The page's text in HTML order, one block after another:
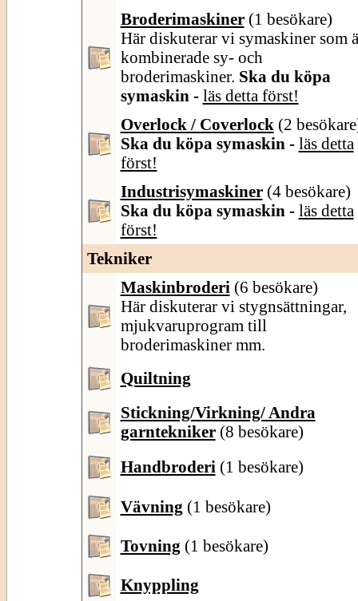
Broderimaskiner (1 besökare)
Här diskuterar vi symaskiner som
kombinerade sy- och
broderimaskiner. Ska du köpa
symaskin - läs detta först!
Overlock / Coverlock (2
Ska du köpa symaskin - läs detta
först!
Industrisymaskiner (4 besökare)
Ska du köpa symaskin - läs detta
först!
Tekniker
Maskinbroderi (6 besökare)
Här diskuterar vi stygnsättningar,
mjukvaruprogram till
broderimaskiner mm.
Quiltning
Stickning/Virkning/ Andra
garntekniker (8 besökare)
Handbroderi (1 besökare)
Vävning (1 besökare)
Tovning (1 besökare)
Knyppling